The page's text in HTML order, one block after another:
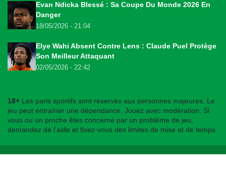
Evan Ndicka Blessé : Sa Coupe Du Monde 2026 En
Danger
18/05/2026 - 21:04
Elye Wahi Absent Contre Lens : Claude Puel Protège
Son Meilleur Attaquant
02/05/2026 - 22:42
18+ Les paris sportifs sont réservés aux personnes majeures. Le
jeu peut entraîner une dépendance. Jouez avec modération. Si
vous ou un proche êtes concerné par un problème de jeu,
demandez de l'aide et fixez-vous des limites de mise et de temps.